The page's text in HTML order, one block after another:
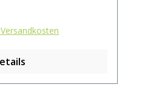
Ziehzeit: